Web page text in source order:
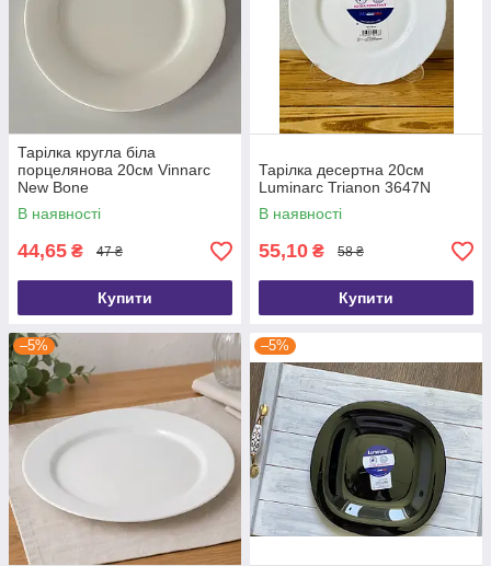
Тарілка кругла біла
порцелянова 20см Vinnarc
New Bone
В наявності
44,65 ₴ 47 ₴
Купити
Тарілка десертна 20см
Luminarc Trianon 3647N
В наявності
55,10 ₴ 58 ₴
Купити
–5% –5%